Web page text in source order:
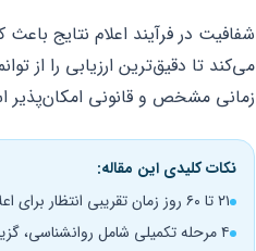
شفافیت در فرآیند اعلام نتایج
می‌کند تا دقیق‌ترین ارزیابی را از
زمانی مشخص و قانونی
نکات کلیدی این مقاله:
۲۱ تا ۶۰ روز زمان تقریبی انتظار برای اعلام نتایج مصاحبه علمی
۴ مرحله تکمیلی شامل روانشناسی، گزینش، تحقیق محلی و معاینات پزشکی